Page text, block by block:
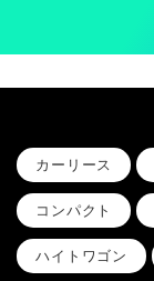
カーリース
コンパクト
ハイトワゴン